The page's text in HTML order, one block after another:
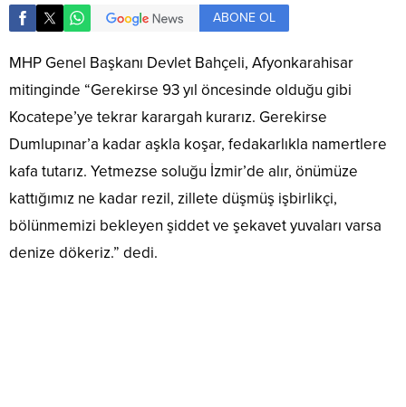
ABONE OL
MHP Genel Başkanı Devlet Bahçeli, Afyonkarahisar
mitinginde “Gerekirse 93 yıl öncesinde olduğu gibi
Kocatepe’ye tekrar karargah kurarız. Gerekirse
Dumlupınar’a kadar aşkla koşar, fedakarlıkla namertlere
kafa tutarız. Yetmezse soluğu İzmir’de alır, önümüze
kattığımız ne kadar rezil, zillete düşmüş işbirlikçi,
bölünmemizi bekleyen şiddet ve şekavet yuvaları varsa
denize dökeriz.” dedi.